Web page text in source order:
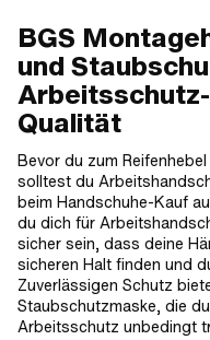
BGS
und
Qualität
Bevor du zum
solltest du
beim Handschuhe-Kauf
du dich für
sicher sein, dass deine
sicheren Halt finden und
Zuverlässigen Schutz
Staubschutzmaske, die
Arbeitsschutz unbedingt